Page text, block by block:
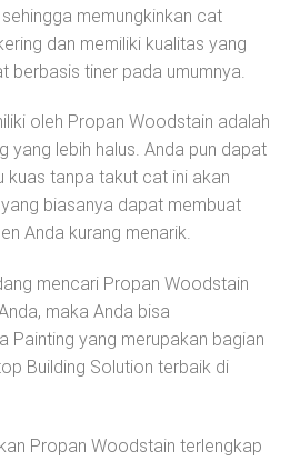
memungkinkan cat
dan memiliki kualitas yang
berbasis tiner pada umumnya.
oleh Propan Woodstain adalah
yang lebih halus. Anda pun dapat
kuas tanpa takut cat ini akan
biasanya dapat membuat
Anda kurang menarik.
mencari Propan Woodstain
maka Anda bisa
Painting yang merupakan bagian
Building Solution terbaik di
Propan Woodstain terlengkap